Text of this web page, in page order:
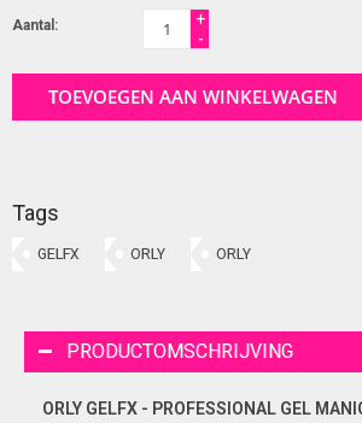
Aantal:
+
-
TOEVOEGEN AAN WINKELWAGEN
Tags
GELFX ORLY ORLY
PRODUCTOMSCHRIJVING
ORLY GELFX - PROFESSIONAL GEL